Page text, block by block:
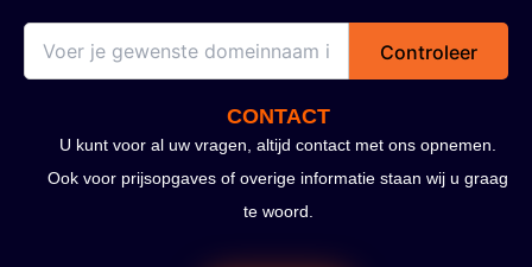
Controleer
CONTACT
U kunt voor al uw vragen, altijd contact met ons opnemen.
Ook voor prijsopgaves of overige informatie staan wij u graag
te woord.